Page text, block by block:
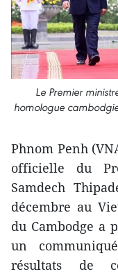
Le Premier
homologue
Phnom Penh
officielle du
Samdech
décembre au
du Cambodge a
un
résultats de